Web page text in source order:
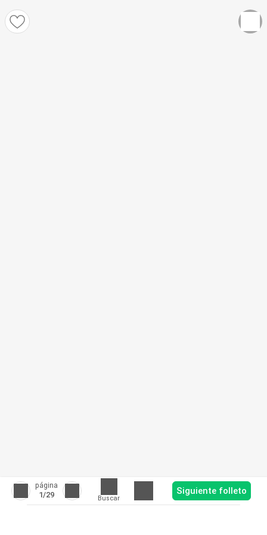
página
1/29 Buscar
Siguiente folleto